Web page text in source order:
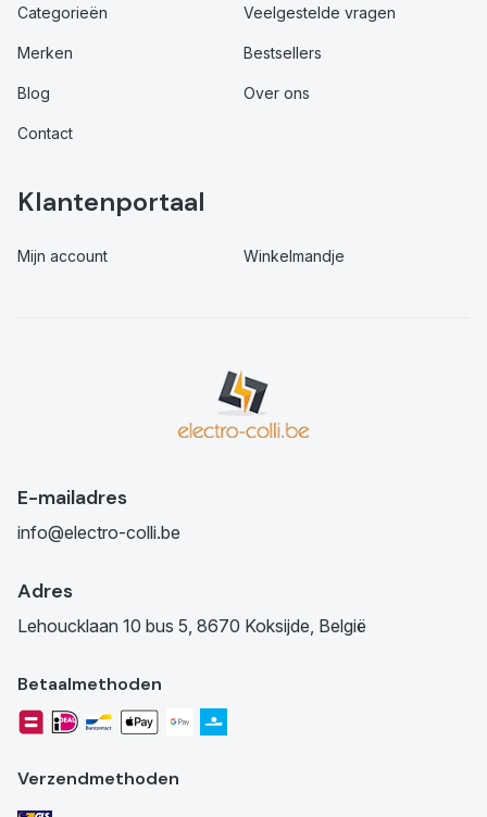
Categorieën Veelgestelde vragen
Merken Bestsellers
Blog Over ons
Contact
Klantenportaal
Mijn account Winkelmandje
E-mailadres
info@electro-colli.be
Adres
Lehoucklaan 10 bus 5, 8670 Koksijde, België
Betaalmethoden
Verzendmethoden